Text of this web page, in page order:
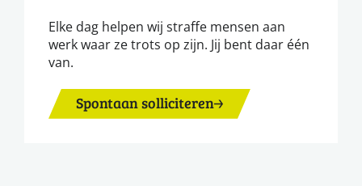
Elke dag helpen wij straffe mensen aan
werk waar ze trots op zijn. Jij bent daar één
van.
Spontaan solliciteren